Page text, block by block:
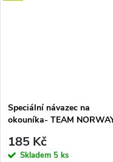
Speciální návazec na
okouníka- TEAM
185 Kč
Skladem 5 ks